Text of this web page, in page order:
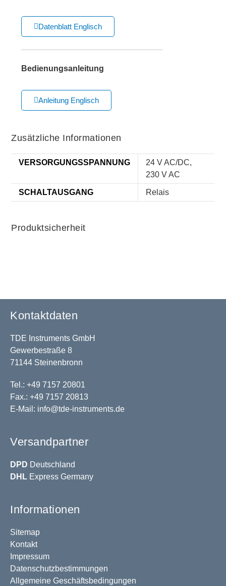
Datenblatt Englisch
Bedienungsanleitung
Anleitung Englisch
Zusätzliche Informationen
VERSORGUNGSSPANNUNG
24 V AC/DC,
230 V AC
SCHALTAUSGANG Relais
Produktsicherheit
Kontaktdaten
TDE Instruments GmbH
Gewerbestraße 8
71144 Steinenbronn
Tel.: +49 7157 20801
Fax.: +49 7157 20813
E-Mail: info@tde-instruments.de
Versandpartner
DPD Deutschland
DHL Express Germany
Informationen
Sitemap
Kontakt
Impressum
Datenschutzbestimmungen
Allgemeine Geschäftsbedingungen